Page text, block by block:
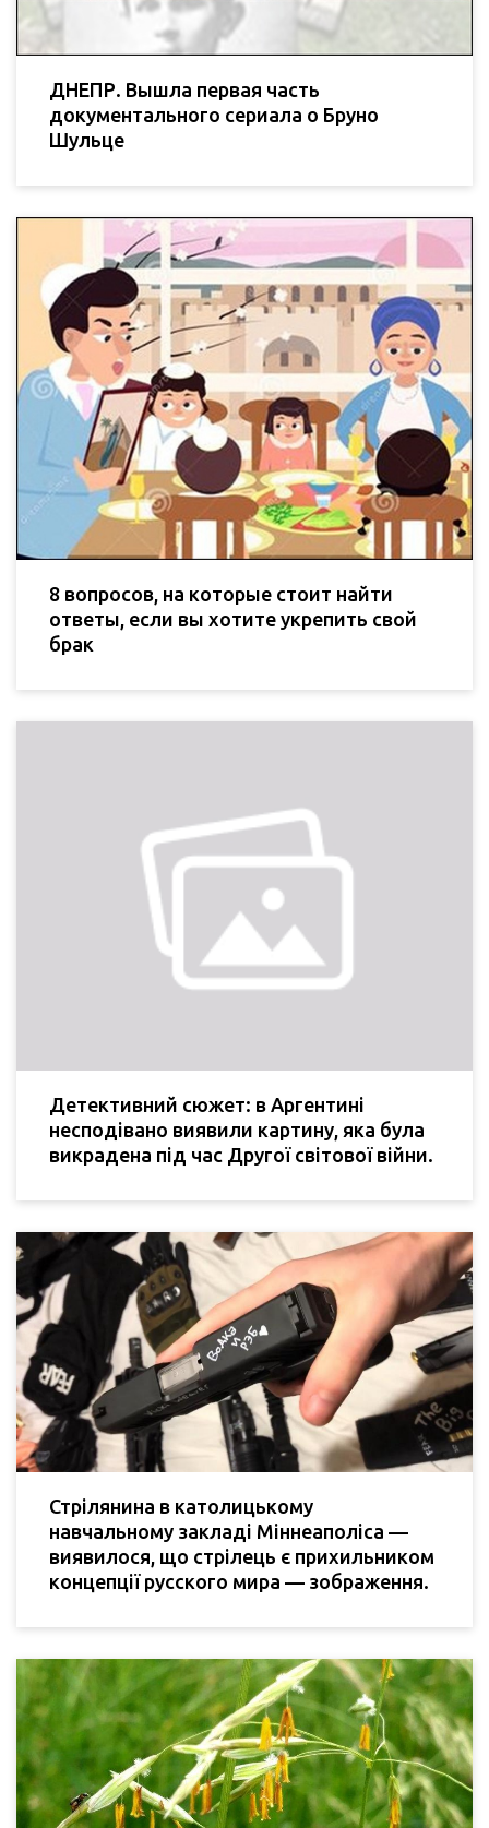
ДНЕПР. Вышла первая часть
документального сериала о Бруно
Шульце
8 вопросов, на которые стоит найти
ответы, если вы хотите укрепить свой
брак
Детективний сюжет: в Аргентині
несподівано виявили картину, яка була
викрадена під час Другої світової війни.
Стрілянина в католицькому
навчальному закладі Міннеаполіса —
виявилося, що стрілець є прихильником
концепції русского мира — зображення.